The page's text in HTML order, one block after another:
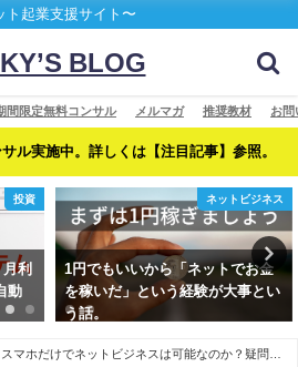
ト起業支援サイト〜
BLOG
間限定無料コンサル メルマガ 推奨教材 お問
ル実施中。詳しくは【注目記事】参照。
投資
利
動
ネットビジネス
1円でもいいから「ネットでお金
を稼いだ」という経験が大事とい
う話。
スマホだけでネットビジネスは可能なのか？疑問を